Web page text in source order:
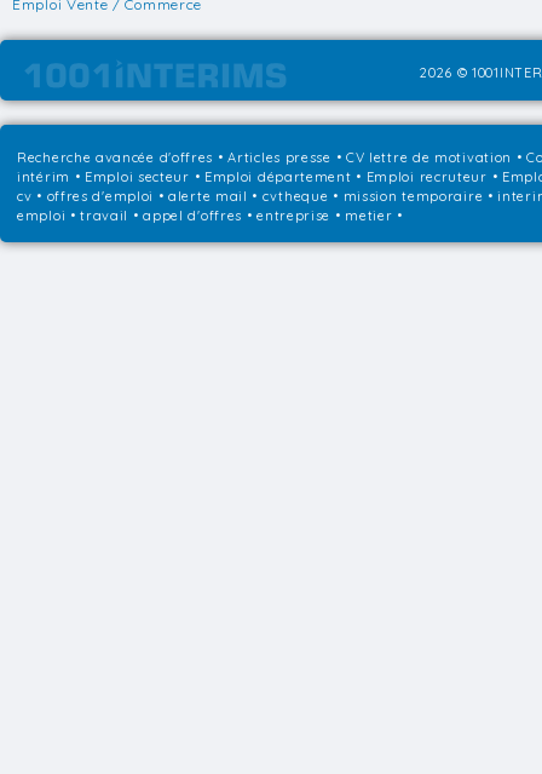
Emploi Vente / Commerce
2026 ©
Recherche avancée d'offres •Articles presse • CV lettre de motivation •
intérim • Emploi secteur • Emploi département • Emploi recruteur •
cv • offres d'emploi • alerte mail • cvtheque • mission temporaire •
emploi • travail • appel d'offres • entreprise • metier •